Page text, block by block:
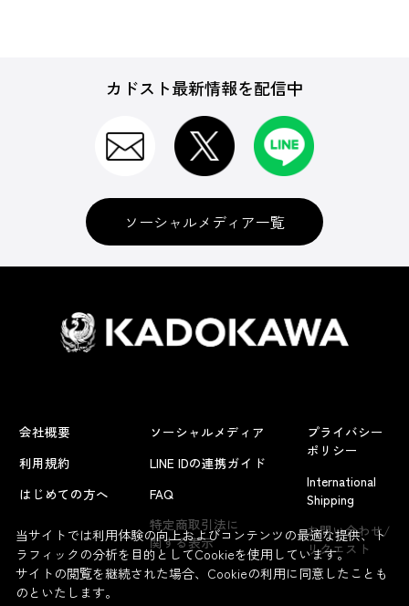
カドスト最新情報を配信中
ソーシャルメディア一覧
会社概要
利用規約
はじめての方へ
ソーシャルメディア
LINE IDの連携ガイド
FAQ
特定商取引法に
関する表示
プライバシー
ポリシー
International
Shipping
お問い合わせ/
リクエスト
当サイトでは利用体験の向上およびコンテンツの最適な提供、ト
ラフィックの分析を目的としてCookieを使用しています。
サイトの閲覧を継続された場合、Cookieの利用に同意したことも
のといたします。